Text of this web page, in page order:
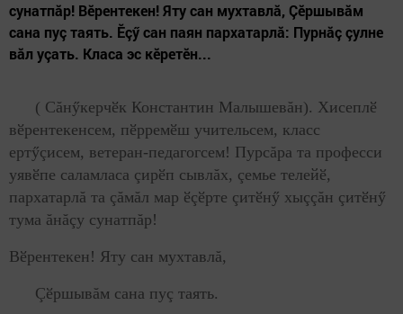
сунатпăр! Вӗрентекен! Яту сан мухтавлă, Çӗршывăм
сана пуç таять. Ӗçӳ сан паян пархатарлă: Пурнăç çулне
вăл уçать. Класа эс кӗретӗн...
( Сăнӳкерчӗк Константин Малышевăн). Хисеплӗ
вӗрентекенсем, пӗрремӗш учительсем, класс
ертӳçисем, ветеран-педагогсем! Пурсăра та професси
уявӗпе саламласа çирӗп сывлăх, çемье телейӗ,
пархатарлă та çăмăл мар ӗçӗрте çитӗнӳ хыççăн çитӗнӳ
тума ăнăçу сунатпăр!
Вӗрентекен! Яту сан мухтавлă,
Çӗршывăм сана пуç таять.